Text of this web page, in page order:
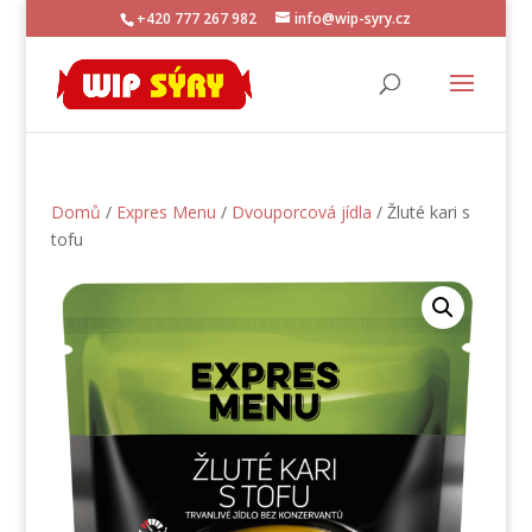
+420 777 267 982 info@wip-syry.cz
Domů / Expres Menu / Dvouporcová jídla / Žluté kari s
tofu